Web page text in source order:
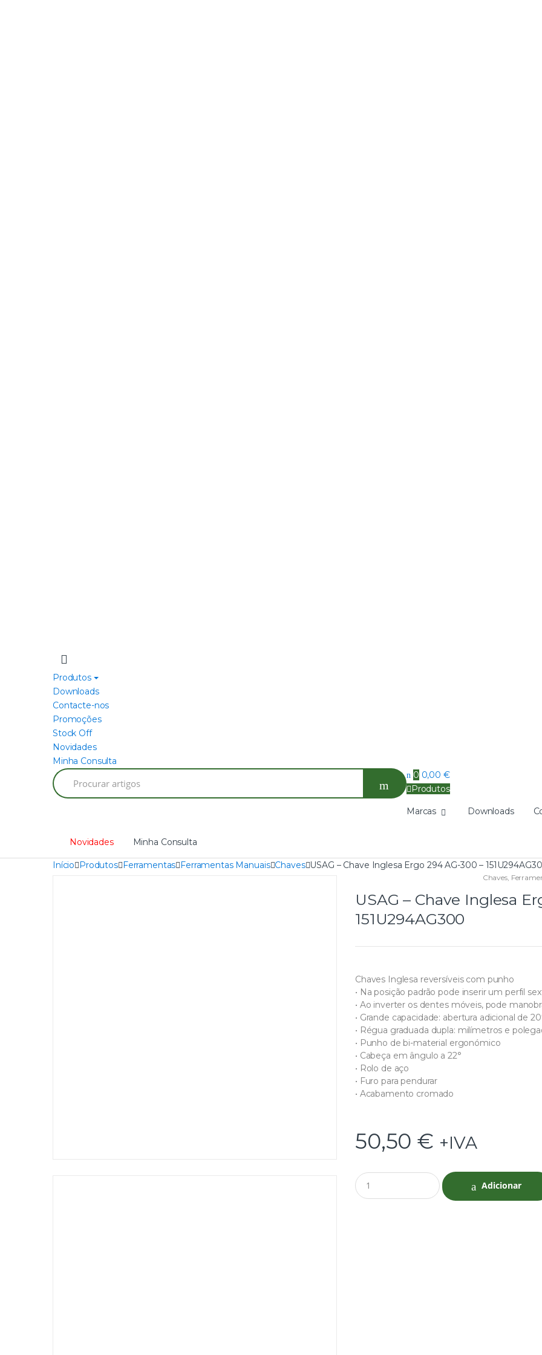
Produtos
Downloads
Contacte-nos
Promoções
Stock Off
Novidades
Minha Consulta
Search
for:
0 0,00 €
Produtos
Marcas Downloads
Novidades Minha Consulta
Início Produtos Ferramentas Ferramentas Manuais Chaves USAG – Chave Inglesa Ergo 294 AG-300 –
Chaves,
USAG – Chave Inglesa
151U294AG300
Chaves Inglesa reversíveis com punho
• Na posição padrão pode inserir um perfil
• Ao inverter os dentes móveis, pode
• Grande capacidade: abertura adicional de
• Régua graduada dupla: milímetros e
• Punho de bi-material ergonómico
• Cabeça em ângulo a 22°
• Rolo de aço
• Furo para pendurar
• Acabamento cromado
50,50 € +IVA
Q
u
Adicionar